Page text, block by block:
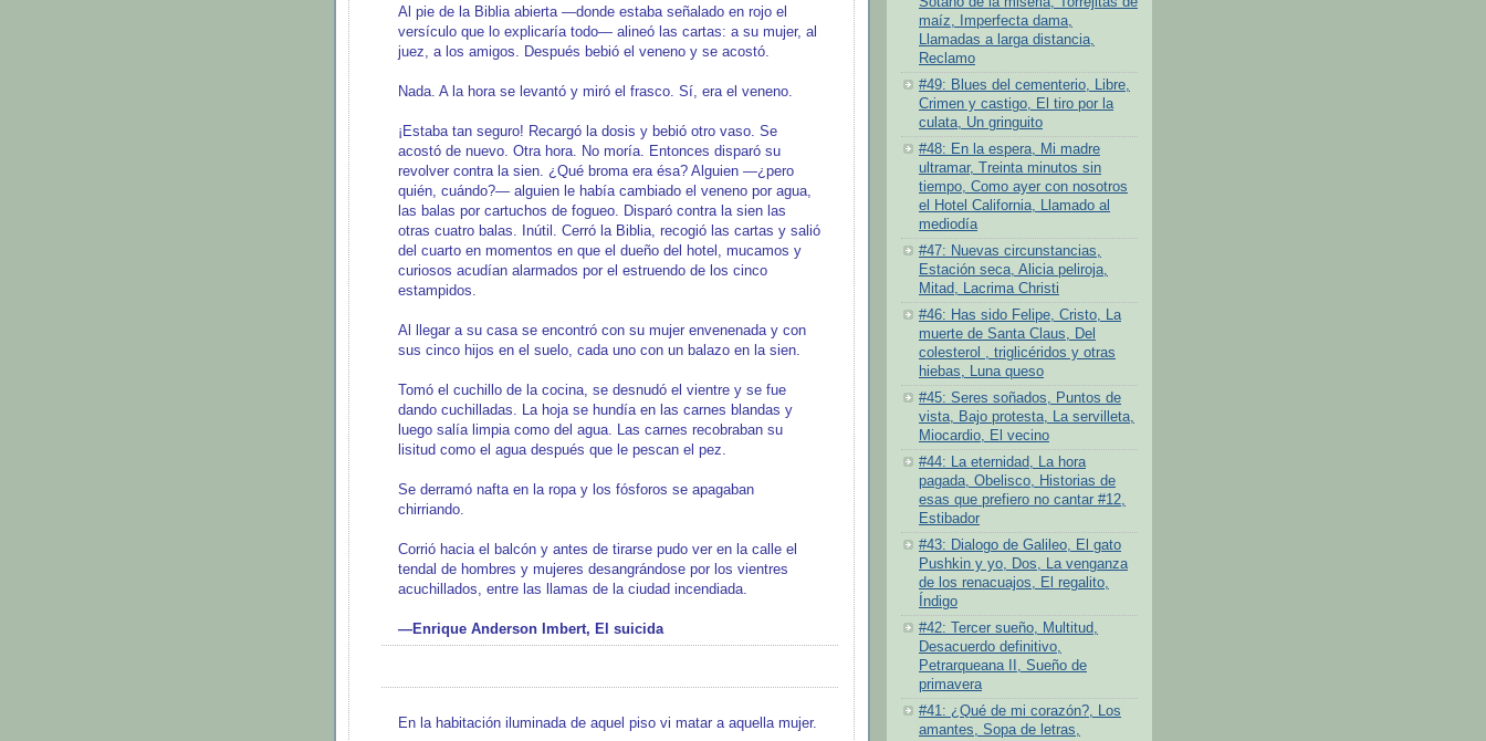
Al pie de la Biblia abierta —donde estaba señalado en rojo el
versículo que lo explicaría todo— alineó las cartas: a su mujer, al
juez, a los amigos. Después bebió el veneno y se acostó.
Nada. A la hora se levantó y miró el frasco. Sí, era el veneno.
¡Estaba tan seguro! Recargó la dosis y bebió otro vaso. Se
acostó de nuevo. Otra hora. No moría. Entonces disparó su
revolver contra la sien. ¿Qué broma era ésa? Alguien —¿pero
quién, cuándo?— alguien le había cambiado el veneno por agua,
las balas por cartuchos de fogueo. Disparó contra la sien las
otras cuatro balas. Inútil. Cerró la Biblia, recogió las cartas y salió
del cuarto en momentos en que el dueño del hotel, mucamos y
curiosos acudían alarmados por el estruendo de los cinco
estampidos.
Al llegar a su casa se encontró con su mujer envenenada y con
sus cinco hijos en el suelo, cada uno con un balazo en la sien.
Tomó el cuchillo de la cocina, se desnudó el vientre y se fue
dando cuchilladas. La hoja se hundía en las carnes blandas y
luego salía limpia como del agua. Las carnes recobraban su
lisitud como el agua después que le pescan el pez.
Se derramó nafta en la ropa y los fósforos se apagaban
chirriando.
Corrió hacia el balcón y antes de tirarse pudo ver en la calle el
tendal de hombres y mujeres desangrándose por los vientres
acuchillados, entre las llamas de la ciudad incendiada.
—Enrique Anderson Imbert, El suicida
En la habitación iluminada de aquel piso vi matar a aquella mujer.
maíz, Imperfecta dama,
Llamadas a larga distancia,
Reclamo
#49: Blues del cementerio, Libre,
Crimen y castigo, El tiro por la
culata, Un gringuito
#48: En la espera, Mi madre
ultramar, Treinta minutos sin
tiempo, Como ayer con nosotros
el Hotel California, Llamado al
mediodía
#47: Nuevas circunstancias,
Estación seca, Alicia peliroja,
Mitad, Lacrima Christi
#46: Has sido Felipe, Cristo, La
muerte de Santa Claus, Del
colesterol , triglicéridos y otras
hiebas, Luna queso
#45: Seres soñados, Puntos de
vista, Bajo protesta, La servilleta,
Miocardio, El vecino
#44: La eternidad, La hora
pagada, Obelisco, Historias de
esas que prefiero no cantar #12,
Estibador
#43: Dialogo de Galileo, El gato
Pushkin y yo, Dos, La venganza
de los renacuajos, El regalito,
Índigo
#42: Tercer sueño, Multitud,
Desacuerdo definitivo,
Petrarqueana II, Sueño de
primavera
#41: ¿Qué de mi corazón?, Los
amantes, Sopa de letras,